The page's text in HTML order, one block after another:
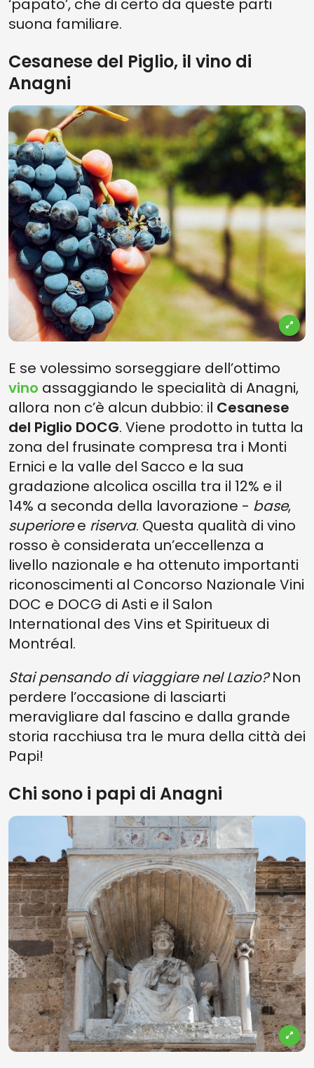
‘papato’, che di certo da queste parti
suona familiare.
Cesanese del Piglio, il vino di
Anagni
E se volessimo sorseggiare dell’ottimo
vino assaggiando le specialità di Anagni,
allora non c’è alcun dubbio: il Cesanese
del Piglio DOCG. Viene prodotto in tutta la
zona del frusinate compresa tra i Monti
Ernici e la valle del Sacco e la sua
gradazione alcolica oscilla tra il 12% e il
14% a seconda della lavorazione - base,
superioree riserva. Questa qualità di vino
rosso è considerata un’eccellenza a
livello nazionale e ha ottenuto importanti
riconoscimenti al Concorso Nazionale Vini
DOC e DOCG di Asti e il Salon
International des Vins et Spiritueux di
Montréal.
Stai pensando di viaggiare nel Lazio?Non
perdere l’occasione di lasciarti
meravigliare dal fascino e dalla grande
storia racchiusa tra le mura della città dei
Papi!
Chi sono i papi di Anagni